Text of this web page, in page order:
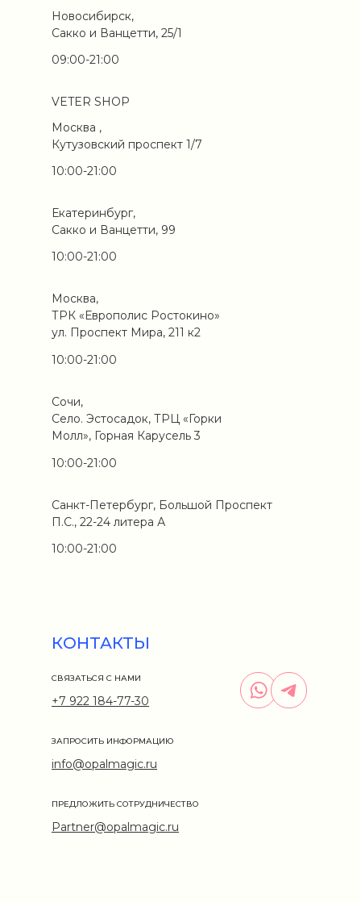
10:00-21:00
Санкт-Петербург, Большой Проспект
П.С., 22-24 литера А
10:00-21:00
Сочи,
Село. Эстосадок, ТРЦ «Горки
Молл», Горная Карусель 3
10:00-21:00
Москва,
ТРК «Европолис Ростокино»
ул. Проспект Мира, 211 к2
10:00-21:00
Екатеринбург,
Сакко и Ванцетти, 99
Новосибирск,
Сакко и Ванцетти, 25/1
09:00-21:00
VETER SHOP
Москва ,
Кутузовский проспект 1/7
10:00-21:00
КОНТАКТЫ
info@opalmagic.ru
+7 922 184-77-30
СВЯЗАТЬСЯ С НАМИ
ЗАПРОСИТЬ ИНФОРМАЦИЮ
Partner@opalmagic.ru
ПРЕДЛОЖИТЬ СОТРУДНИЧЕСТВО